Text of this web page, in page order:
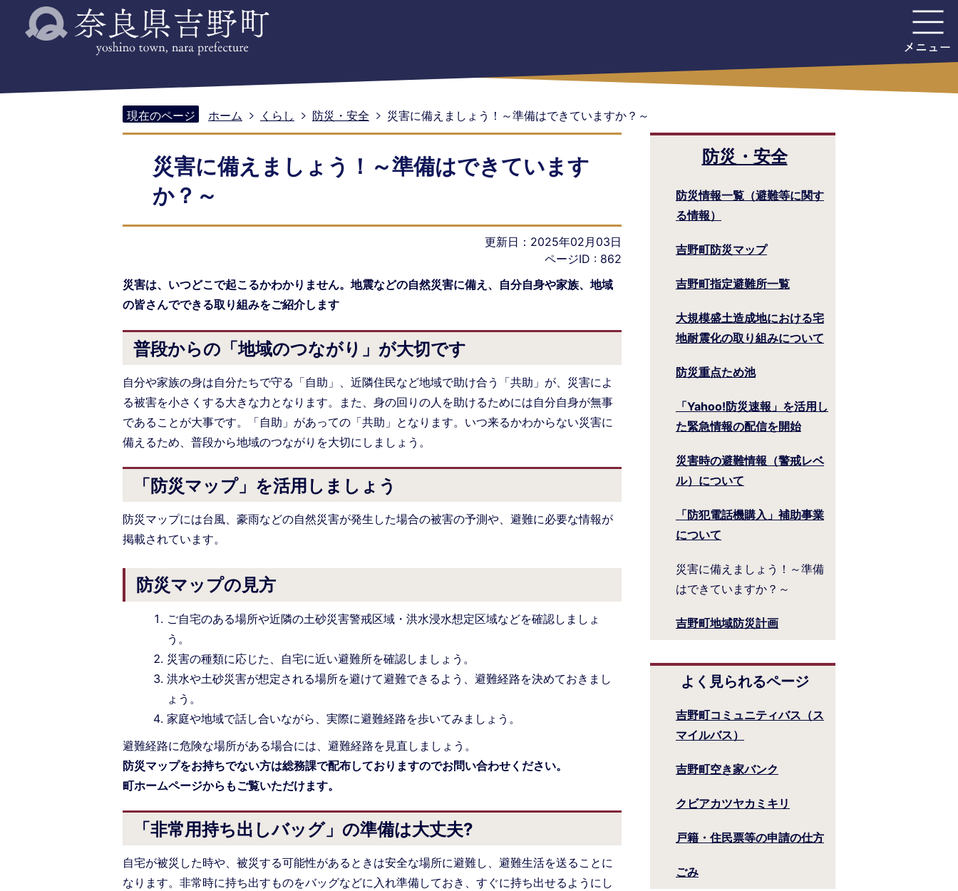
現在のページ ホーム くらし 防災・安全 災害に備えましょう！～準備はできていますか？～
災害に備えましょう！～準備はできています
か？～
更新日：2025年02月03日
ページID : 862
災害は、いつどこで起こるかわかりません。地震などの自然災害に備え、自分自身や家族、地域
の皆さんでできる取り組みをご紹介します
普段からの「地域のつながり」が大切です
自分や家族の身は自分たちで守る「自助」、近隣住民など地域で助け合う「共助」が、災害によ
る被害を小さくする大きな力となります。また、身の回りの人を助けるためには自分自身が無事
であることが大事です。「自助」があっての「共助」となります。いつ来るかわからない災害に
備えるため、普段から地域のつながりを大切にしましょう。
「防災マップ」を活用しましょう
防災マップには台風、豪雨などの自然災害が発生した場合の被害の予測や、避難に必要な情報が
掲載されています。
防災マップの見方
ご自宅のある場所や近隣の土砂災害警戒区域・洪水浸水想定区域などを確認しましょ
う。
災害の種類に応じた、自宅に近い避難所を確認しましょう。
洪水や土砂災害が想定される場所を避けて避難できるよう、避難経路を決めておきまし
ょう。
家庭や地域で話し合いながら、実際に避難経路を歩いてみましょう。
避難経路に危険な場所がある場合には、避難経路を見直しましょう。
防災マップをお持ちでない方は総務課で配布しておりますのでお問い合わせください。
町ホームページからもご覧いただけます。
「非常用持ち出しバッグ」の準備は大丈夫?
自宅が被災した時や、被災する可能性があるときは安全な場所に避難し、避難生活を送ることに
なります。非常時に持ち出すものをバッグなどに入れ準備しておき、すぐに持ち出せるようにし
防災・安全
防災情報一覧（避難等に関す
る情報）
吉野町防災マップ
吉野町指定避難所一覧
大規模盛土造成地における宅
地耐震化の取り組みについて
防災重点ため池
「Yahoo!防災速報」を活用し
た緊急情報の配信を開始
災害時の避難情報（警戒レベ
ル）について
「防犯電話機購入」補助事業
について
災害に備えましょう！～準備
はできていますか？～
吉野町地域防災計画
よく見られるページ
吉野町コミュニティバス（ス
マイルバス）
吉野町空き家バンク
クビアカツヤカミキリ
戸籍・住民票等の申請の仕方
ごみ